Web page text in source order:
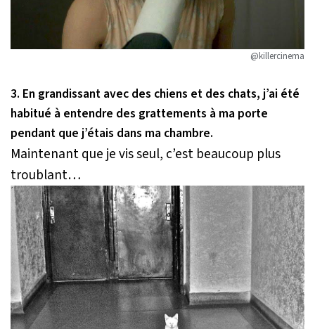
@killercinema
3. En grandissant avec des chiens et des chats, j’ai été
habitué à entendre des grattements à ma porte
pendant que j’étais dans ma chambre.
Maintenant que je vis seul, c’est beaucoup plus
troublant…